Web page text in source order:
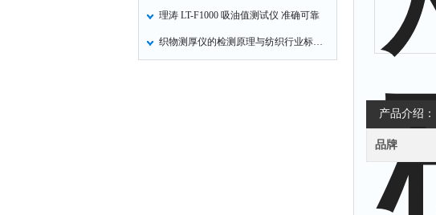
理涛 LT-F1000 吸油值测试仪 准确可靠
织物测厚仪的检测原理与纺织行业标准化应用
产品介绍：
品牌